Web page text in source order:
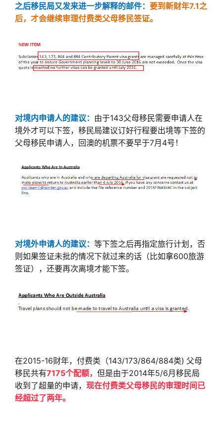
之后移民局又发来进一步解释的邮件： 要到新财年7.1之
后，才会继续审理付费类父母移民签证。
对境内申请人的建议： 由于143父母移民需要申请人在
境外才可以下签，移民局建议订好行程要出境等下签的
父母移民申请人，回澳的机票不要早于7月4号！
对境外申请人的建议： 等下签之后再指定旅行计划，否
则如果签证未批的情况下就过来的话（比如拿600旅游
签证），还要再次离境才能下签。
在2015-16财年， 付费类（143/173/864/884类) 父母
移民共有7175个配额， 但是由于2014年5/6月移民局
收到了超量的申请， 现在付费类父母移民的审理时间已
经超过了两年。